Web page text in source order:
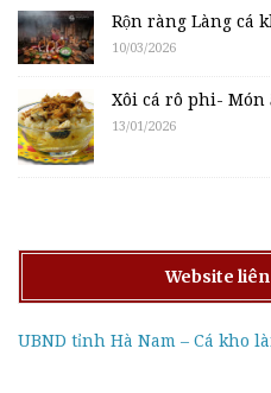
Rộn ràng Làng cá
10/03/2026
Xôi cá rô phi- Món
13/01/2026
Website
UBND tỉnh Hà Nam – Cá kho